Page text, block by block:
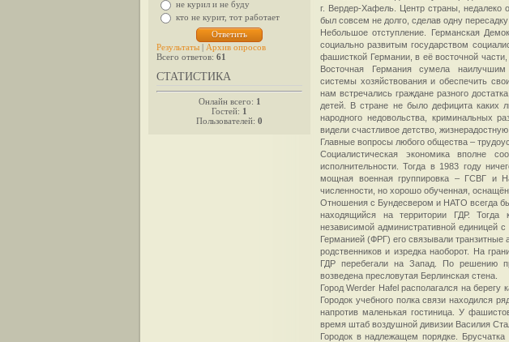
не курил и не буду
кто не курит, тот работает
Результаты | Архив опросов
Всего ответов: 61
СТАТИСТИКА
Онлайн всего: 1
Гостей: 1
Пользователей: 0
г. Вердер-Хафель. Центр страны,
был совсем не долго, сделав одну
Небольшое отступление. Германская
социально развитым государством
фашисткой Германии, в её восточной
Восточная Германия сумела наилучшим
системы хозяйствования и обеспечить
нам встречались граждане разного
детей. В стране не было дефицита каких
народного недовольства, криминальных
видели счастливое детство,
Главные вопросы любого общества –
Социалистическая экономика вполне
исполнительности. Тогда в 1983 году
мощная военная группировка – ГСВГ и
численности, но хорошо обученная,
Отношения с Бундесвером и НАТО всегда
находящийся на территории ГДР.
независимой административной единицей
Германией (ФРГ) его связывали
родственников и изредка наоборот. На
ГДР перебегали на Запад. По решению
возведена пресловутая Берлинская стена.
Город Werder Hafel располагался на
Городок учебного полка связи находился
напротив маленькая гостиница. У
время штаб воздушной дивизии Василия
Городок в надлежащем порядке.